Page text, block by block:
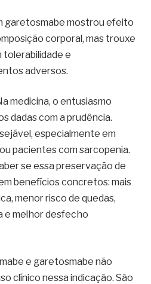
garetosmabe mostrou efeito
corporal, mas trouxe
tolerabilidade e
adversos.
medicina, o entusiasmo
dadas com a prudência.
especialmente em
pacientes com sarcopenia.
se essa preservação de
benefícios concretos: mais
menor risco de quedas,
e melhor desfecho
e garetosmabe não
clínico nessa indicação. São